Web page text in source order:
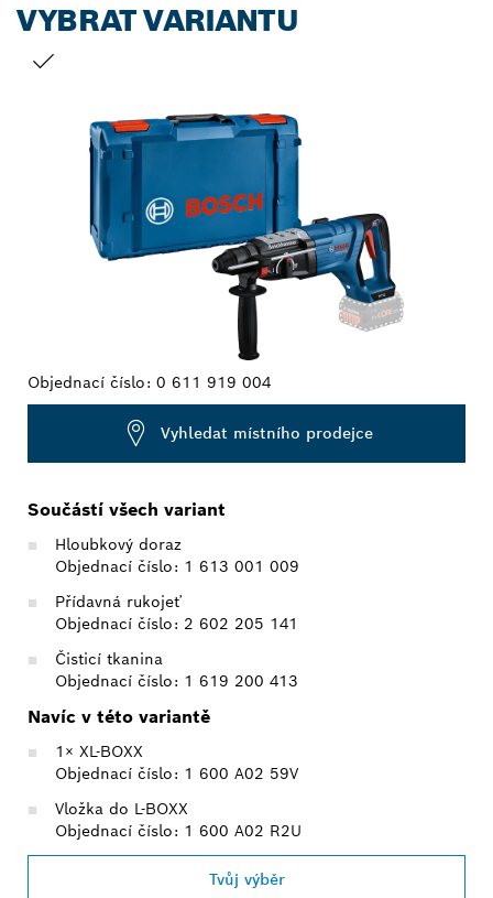
VYBRAT VARIANTU
Objednací číslo: 0 611 919 004
Vyhledat místního prodejce
Součástí všech variant
Hloubkový doraz
Objednací číslo: 1 613 001 009
Přídavná rukojeť
Objednací číslo: 2 602 205 141
Čisticí tkanina
Objednací číslo: 1 619 200 413
Navíc v této variantě
1× XL-BOXX
Objednací číslo: 1 600 A02 59V
Vložka do L-BOXX
Objednací číslo: 1 600 A02 R2U
Tvůj výběr